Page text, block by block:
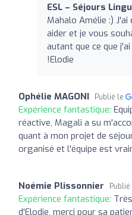
ESL – Séjours
Mahalo Amélie :)
aider et je vous
autant que ce que
!Elodie
Ophélie MAGONI Publié le
Expérience fantastique:
réactive, Magali a su
quant à mon projet de
organisé et l'équipe est
Noémie Plissonnier Publié
Expérience fantastique:
d'Elodie, merci pour sa